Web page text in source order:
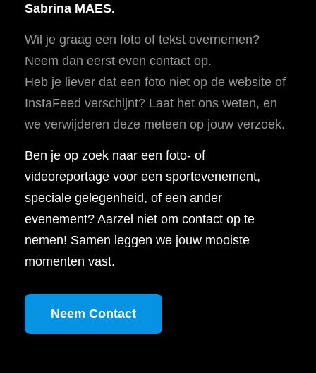
Sabrina MAES.
Wil je graag een foto of tekst overnemen?
Neem dan eerst even contact op.
Heb je liever dat een foto niet op de website of
InstaFeed verschijnt? Laat het ons weten, en
we verwijderen deze meteen op jouw verzoek.
Ben je op zoek naar een foto- of
videoreportage voor een sportevenement,
speciale gelegenheid, of een ander
evenement? Aarzel niet om contact op te
nemen! Samen leggen we jouw mooiste
momenten vast.
Neem Contact